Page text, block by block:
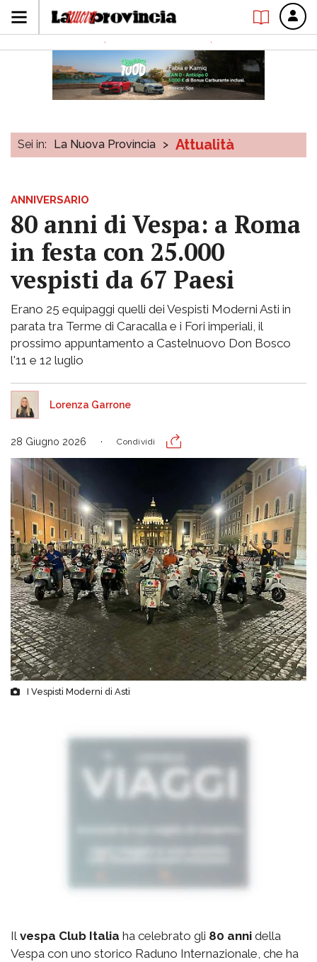
Sei in: La Nuova Provincia > Attualità
ANNIVERSARIO
80 anni di Vespa: a Roma
in festa con 25.000
vespisti da 67 Paesi
Erano 25 equipaggi quelli dei Vespisti Moderni Asti in
parata tra Terme di Caracalla e i Fori imperiali, il
prossimo appuntamento a Castelnuovo Don Bosco
l'11 e 12 luglio
Lorenza Garrone
28 Giugno 2026 Condividi
I Vespisti Moderni di Asti
Il vespa Club Italia ha celebrato gli 80 anni della
Vespa con uno storico Raduno Internazionale, che ha